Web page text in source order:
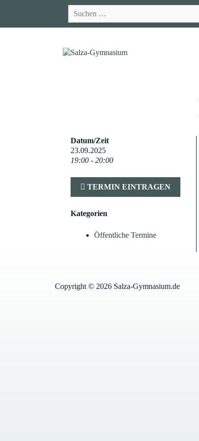
nach:
Datum/Zeit
23.09.2025
19:00 - 20:00
TERMIN EINTRAGEN
Kategorien
Öffentliche Termine
Copyright © 2026 Salza-Gymnasium.de